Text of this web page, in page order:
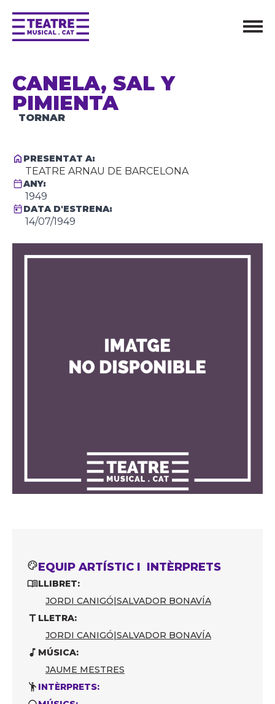
CANELA, SAL Y
PIMIENTA
TORNAR
PRESENTAT A:
TEATRE ARNAU DE BARCELONA
ANY:
1949
DATA D'ESTRENA:
14/07/1949
EQUIP ARTÍSTIC I INTÈRPRETS
LLIBRET:
JORDI CANIGÓ|SALVADOR BONAVÍA
LLETRA:
JORDI CANIGÓ|SALVADOR BONAVÍA
MÚSICA:
JAUME MESTRES
INTÈRPRETS: